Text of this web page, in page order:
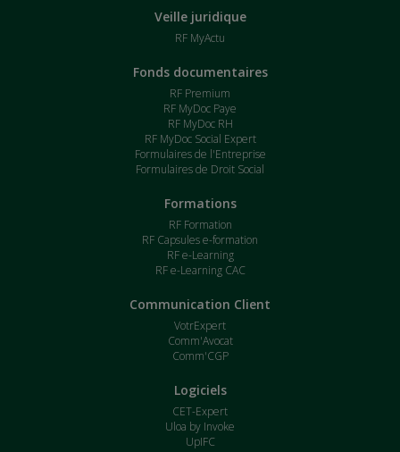
Veille juridique
RF MyActu
Fonds documentaires
RF Premium
RF MyDoc Paye
RF MyDoc RH
RF MyDoc Social Expert
Formulaires de l'Entreprise
Formulaires de Droit Social
Formations
RF Formation
RF Capsules e-formation
RF e-Learning
RF e-Learning CAC
Communication Client
VotrExpert
Comm'Avocat
Comm'CGP
Logiciels
CET-Expert
Uloa by Invoke
UpIFC